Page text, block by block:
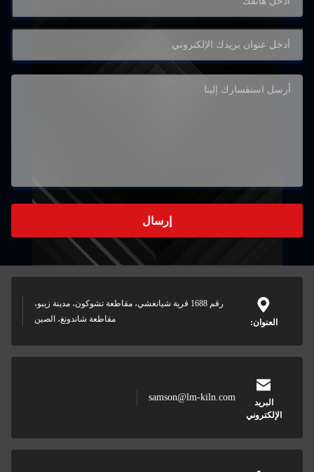
إرسال
العنوان:
رقم 1688 قرية شيانغشي، مقاطعة تشوكون، مدينة زيبو،
مقاطعة شاندونغ، الصين
البريد
الإلكتروني
samson@lm-kiln.com